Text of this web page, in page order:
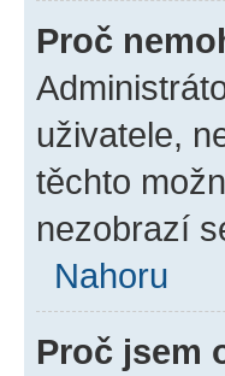
Proč
uživatele,
těchto
nezobrazí
Nahoru
Proč jsem